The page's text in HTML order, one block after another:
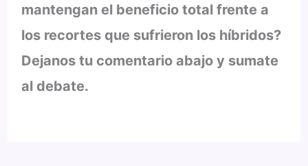
mantengan el beneficio total frente a
los recortes que sufrieron los híbridos?
Dejanos tu comentario abajo y sumate
al debate.